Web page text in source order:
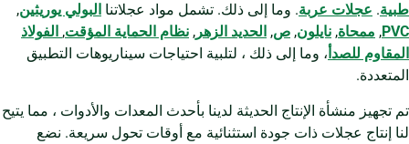
طبية. عجلات عربة. وما إلى ذلك. تشمل مواد عجلاتنا البولي يوريثين,
PVC
, ممحاة, نايلون, ص, الحديد الزهر , نظام الحماية المؤقت, الفولاذ
المقاوم للصدأ ، وما إلى ذلك ، لتلبية احتياجات سيناريوهات التطبيق
المتعددة.
تم تجهيز منشأة الإنتاج الحديثة لدينا بأحدث المعدات والأدوات ، مما يتيح
لنا إنتاج عجلات ذات جودة استثنائية مع أوقات تحول سريعة. نضع